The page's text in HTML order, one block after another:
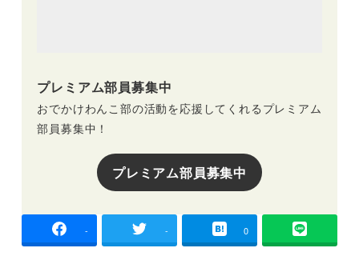
プレミアム部員募集中
おでかけわんこ部の活動を応援してくれるプレミアム
部員募集中！
プレミアム部員募集中
- - 0